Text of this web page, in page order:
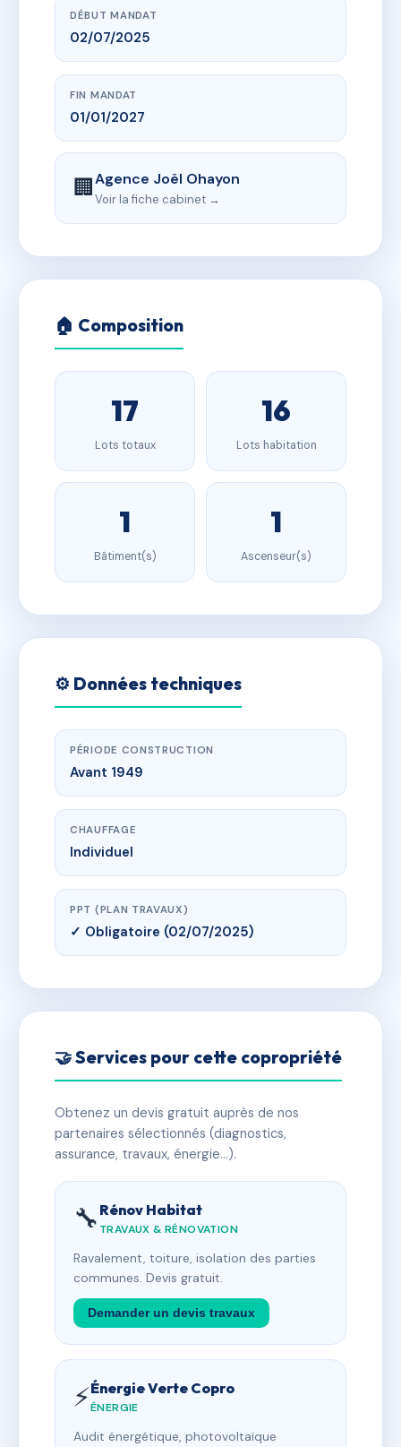
DÉBUT MANDAT
02/07/2025
FIN MANDAT
01/01/2027
🏢Agence Joël Ohayon
Voir la fiche cabinet →
🏠 Composition
17
Lots totaux
16
Lots habitation
1
Bâtiment(s)
1
Ascenseur(s)
⚙️ Données techniques
PÉRIODE CONSTRUCTION
Avant 1949
CHAUFFAGE
Individuel
PPT (PLAN TRAVAUX)
✓ Obligatoire (02/07/2025)
🤝 Services pour cette copropriété
Obtenez un devis gratuit auprès de nos
partenaires sélectionnés (diagnostics,
assurance, travaux, énergie…).
🔧 Rénov Habitat
TRAVAUX & RÉNOVATION
Ravalement, toiture, isolation des parties
communes. Devis gratuit.
Demander un devis travaux
⚡Énergie Verte Copro
ÉNERGIE
Audit énergétique, photovoltaïque